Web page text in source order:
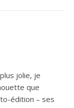
jolie, je
que
édition – ses